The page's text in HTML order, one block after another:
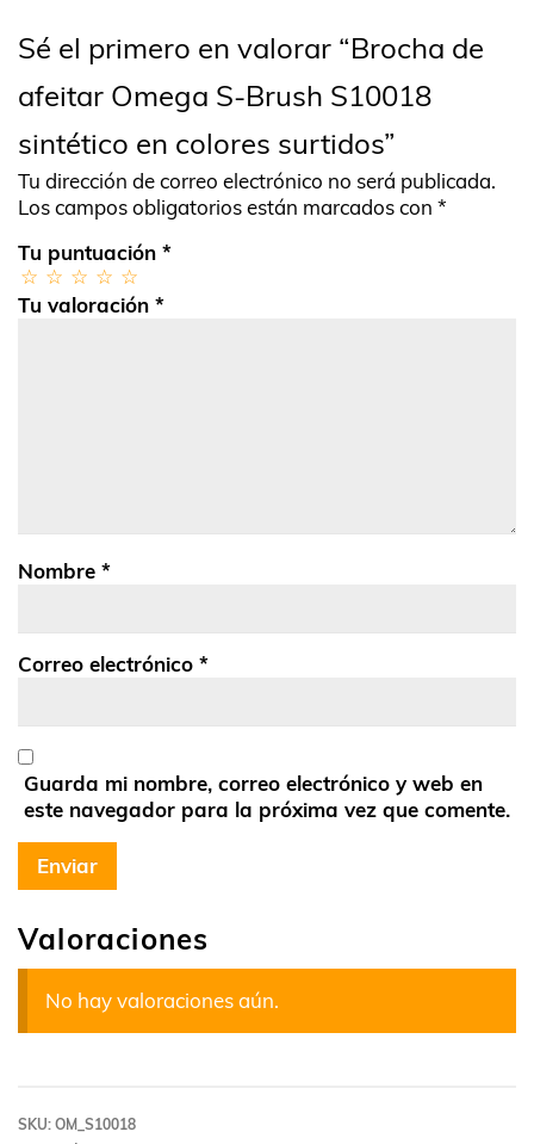
Valoraciones
No hay valoraciones aún.
Sé el primero en valorar “Brocha de
afeitar Omega S-Brush S10018
sintético en colores surtidos”
Tu dirección de correo electrónico no será publicada.
Los campos obligatorios están marcados con *
Tu puntuación *
Tu valoración *
Nombre *
Correo electrónico *
Guarda mi nombre, correo electrónico y web en
este navegador para la próxima vez que comente.
SKU: OM_S10018